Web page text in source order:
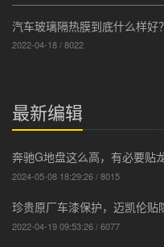
汽车玻璃隔热膜到底什么样好？
2022-04-18 / 8022
最新编辑
奔驰G地盘这么高，有必要贴
2024-05-08 18:29:26 / 8015
珍贵原厂车漆保护，迈凯伦贴
2022-04-19 09:53:26 / 6077